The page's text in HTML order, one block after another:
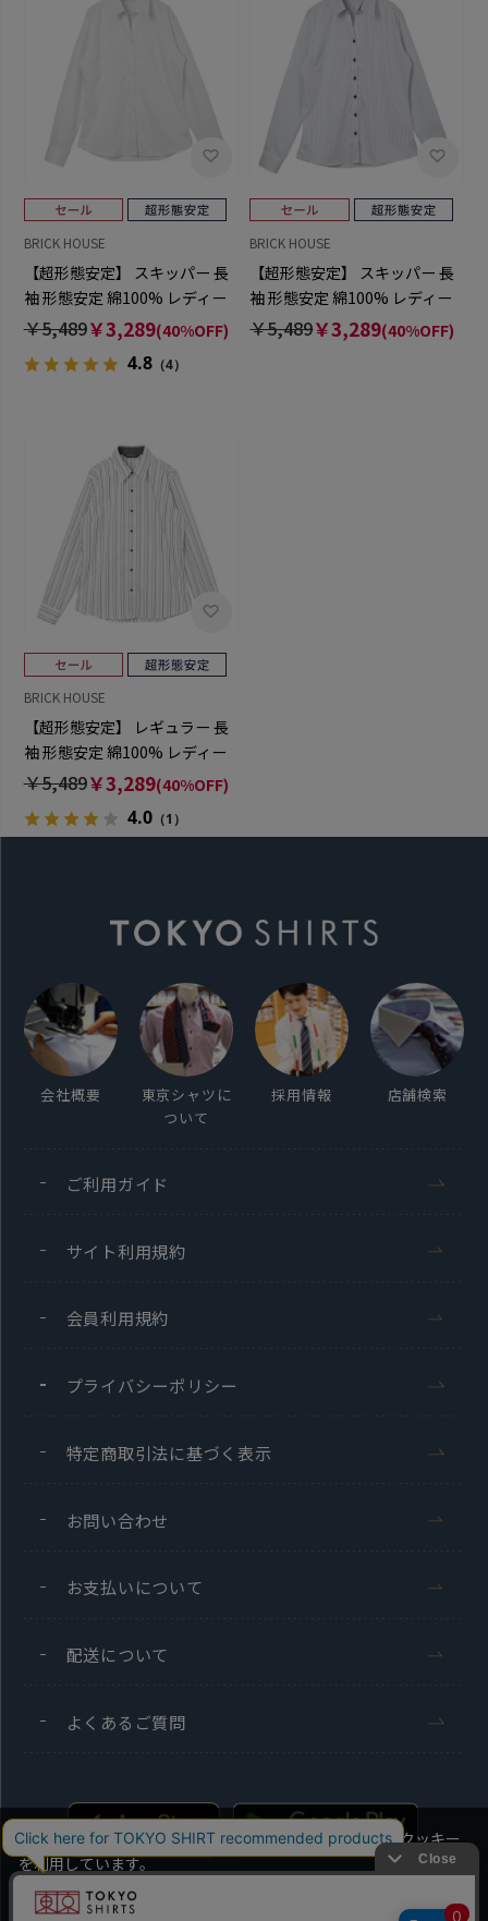
BRICK HOUSE
【超形態安定】 スキッパー 長
袖 形態安定 綿100% レディー
スシャツ
￥5,489￥3,289(40%OFF)
4.8（4）
BRICK HOUSE
【超形態安定】 スキッパー 長
袖 形態安定 綿100% レディー
スシャツ
￥5,489￥3,289(40%OFF)
BRICK HOUSE
【超形態安定】 レギュラー 長
袖 形態安定 綿100% レディー
スシャツ
￥5,489￥3,289(40%OFF)
4.0（1）
会社概要
東京シャツに
ついて
採用情報 店舗検索
ご利用ガイド
サイト利用規約
会員利用規約
プライバシーポリシー
特定商取引法に基づく表示
お問い合わせ
お支払いについて
配送について
よくあるご質問
当社のウェブサイトでは、お客様の利便性向上のためにクッキー
を利用しています。
本ウェブサイトをこのままご利用になる場合、クッキーの使用に
同意いただいたものとみなします。